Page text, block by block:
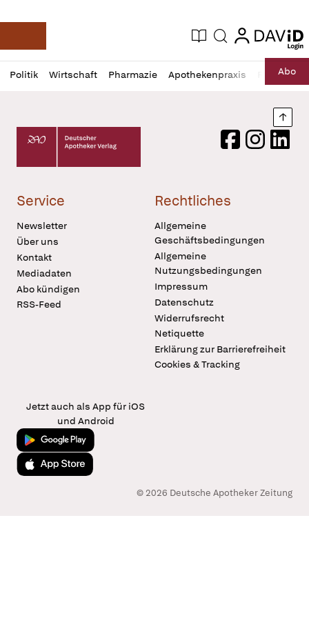
Deutsche Apotheker Zeitung
Aktuelle Ausgabe
Suche login
login
Politik Wirtschaft Pharmazie Apothekenpraxis RechtAbo
Profil
öffnen
Daz
Pur
Deutscher Apotheker Verlag Logo
FacebookInstagram
Service
Newsletter
Über uns
Kontakt
Mediadaten
Abo kündigen
RSS-Feed
Rechtliches
Allgemeine
Geschäftsbedingungen
Allgemeine
Nutzungsbedingungen
Impressum
Datenschutz
Widerrufsrecht
Netiquette
Erklärung zur Barrierefreiheit
Cookies & Tracking
Jetzt auch als App für iOS
und Android
Jetzt bei Google Play
Laden im App Store
© 2026 Deutsche Apotheker Zeitung